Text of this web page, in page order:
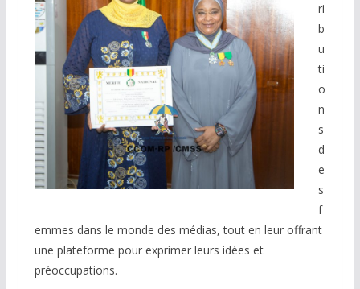
ri
b
u
ti
o
n
s
d
e
s
f
emmes dans le monde des médias, tout en leur offrant
une plateforme pour exprimer leurs idées et
préoccupations.